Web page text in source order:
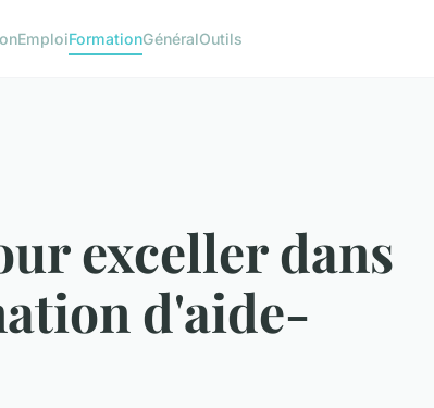
EmploiFormationGénéralOutils
exceller dans
d'aide-